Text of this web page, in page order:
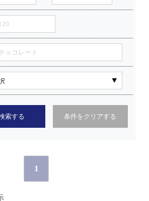
索する 条件をクリアする
1